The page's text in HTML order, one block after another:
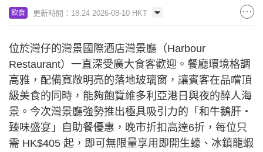
飲食 更新時間：18:24 2026-08-10 HKT
位於灣仔的灣景國際酒店灣景廳（Harbour
Restaurant）一直深受廣大食客歡迎。餐廳環境格調
高雅，配備寬敞明亮的落地玻璃窗，讓賓客在品嚐頂
級美食的同時，能夠飽覽維多利亞港日與夜的醉人海
景。今次灣景廳強勢推出極具吸引力的「和牛鵝肝・
臻味盛宴」自助餐優惠，晚市折扣高達6折，每位只
需 HK$405 起，即可無限量享用即開生蠔、冰鎮龍蝦